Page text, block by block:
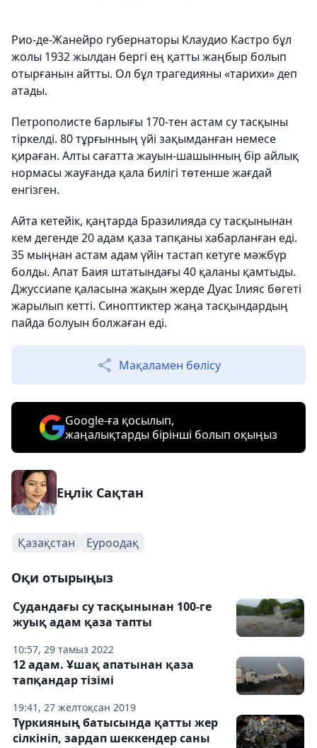
Рио-де-Жанейро губернаторы Клаудио Кастро бұл
жолы 1932 жылдан бергі ең қатты жаңбыр болып
отырғанын айтты. Ол бұл трагедияны «тарихи» деп
атады.
Петрополисте барлығы 170-тен астам су тасқыны
тіркелді. 80 тұрғынның үйі зақымданған немесе
қираған. Алты сағатта жауын-шашынның бір айлық
нормасы жауғанда қала билігі төтенше жағдай
енгізген.
Айта кетейік, қаңтарда Бразилияда су тасқынынан
кем дегенде 20 адам қаза тапқаны хабарланған еді.
35 мыңнан астам адам үйін тастап кетуге мәжбүр
болды. Апат Баия штатындағы 40 қаланы қамтыды.
Джуссиапе қаласына жақын жерде Дуас Ілияс бөгеті
жарылып кетті. Синоптиктер жаңа тасқындардың
пайда болуын болжаған еді.
Мақаламен бөлісу
Google-ға қосылып,
жаңалықтарды бірінші болып оқыңыз
Еңлік Сақтан
Қазақстан Еуроодақ
Оқи отырыңыз
10:57, 29 тамыз 2022
Судандағы су тасқынынан 100-ге
жуық адам қаза тапты
19:41, 27 желтоқсан 2019
12 адам. Ұшақ апатынан қаза
тапқандар тізімі
Түркияның батысында қатты жер
сілкініп, зардап шеккендер саны